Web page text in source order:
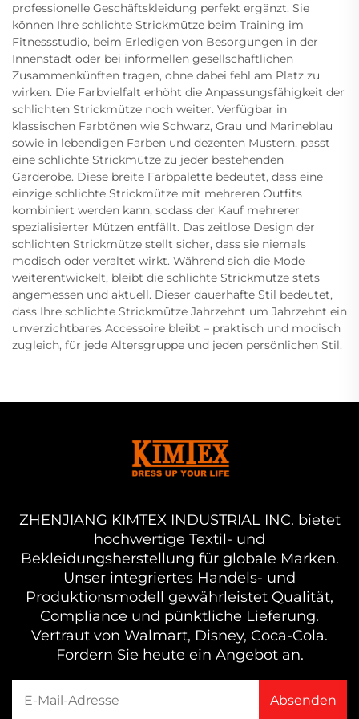
professionelle Geschäftskleidung perfekt ergänzt. Sie
können Ihre schlichte Strickmütze beim Training im
Fitnessstudio, beim Erledigen von Besorgungen in der
Innenstadt oder bei informellen gesellschaftlichen
Zusammenkünften tragen, ohne dabei fehl am Platz zu
wirken. Die Farbvielfalt erhöht die Anpassungsfähigkeit der
schlichten Strickmütze noch weiter. Verfügbar in
klassischen Farbtönen wie Schwarz, Grau und Marineblau
sowie in lebendigen Farben und dezenten Mustern, passt
eine schlichte Strickmütze zu jeder bestehenden
Garderobe. Diese breite Farbpalette bedeutet, dass eine
einzige schlichte Strickmütze mit mehreren Outfits
kombiniert werden kann, sodass der Kauf mehrerer
spezialisierter Mützen entfällt. Das zeitlose Design der
schlichten Strickmütze stellt sicher, dass sie niemals
modisch oder veraltet wirkt. Während sich die Mode
weiterentwickelt, bleibt die schlichte Strickmütze stets
angemessen und aktuell. Dieser dauerhafte Stil bedeutet,
dass Ihre schlichte Strickmütze Jahrzehnt um Jahrzehnt ein
unverzichtbares Accessoire bleibt – praktisch und modisch
zugleich, für jede Altersgruppe und jeden persönlichen Stil.
ZHENJIANG KIMTEX INDUSTRIAL INC. bietet
hochwertige Textil- und
Bekleidungsherstellung für globale Marken.
Unser integriertes Handels- und
Produktionsmodell gewährleistet Qualität,
Compliance und pünktliche Lieferung.
Vertraut von Walmart, Disney, Coca-Cola.
Fordern Sie heute ein Angebot an.